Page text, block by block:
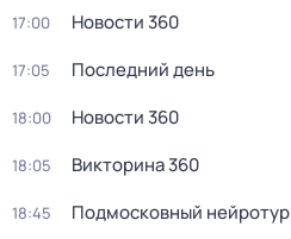
17:00 Новости 360
17:05 Последний день
18:00 Новости 360
18:05 Викторина 360
18:45 Подмосковный нейротур